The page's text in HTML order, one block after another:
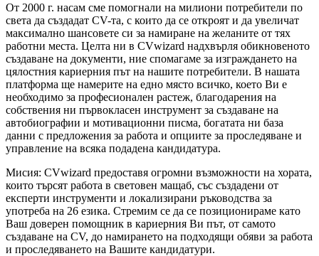
От 2000 г. насам сме помогнали на милиони потребители по
света да създадат CV-та, с които да се откроят и да увеличат
максимално шансовете си за намиране на желаните от тях
работни места. Целта ни в CVwizard надхвърля обикновеното
създаване на документи, ние спомагаме за изграждането на
цялостния кариерния път на нашите потребители. В нашата
платформа ще намерите на едно място всичко, което Ви е
необходимо за професионален растеж, благодарения на
собствения ни първокласен инструмент за създаване на
автобиографии и мотивационни писма, богатата ни база
данни с предложения за работа и опциите за проследяване и
управление на всяка подадена кандидатура.
Мисия: CVwizard предоставя огромни възможности на хората,
които търсят работа в световен мащаб, със създадени от
експерти инструменти и локализирани ръководства за
употреба на 26 езика. Стремим се да се позиционираме като
Ваш доверен помощник в кариерния Ви път, от самото
създаване на CV, до намирането на подходящи обяви за работа
и проследяването на Вашите кандидатури.